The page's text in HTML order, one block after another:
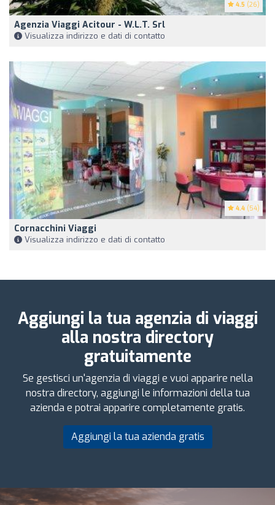
4.5 (26)
Agenzia Viaggi Acitour - W.L.T. Srl
Visualizza indirizzo e dati di contatto
4.4 (54)
Cornacchini Viaggi
Visualizza indirizzo e dati di contatto
Aggiungi la tua agenzia di viaggi
alla nostra directory
gratuitamente
Se gestisci un'agenzia di viaggi e vuoi apparire nella
nostra directory, aggiungi le informazioni della tua
azienda e potrai apparire completamente gratis.
Aggiungi la tua azienda gratis